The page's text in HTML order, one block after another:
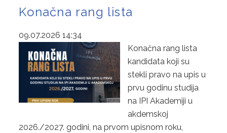
Konačna rang lista
09.07.2026 14:34
Konačna rang lista
kandidata koji su
stekli pravo na upis u
prvu godinu studija
na IPI Akademiji u
akdemskoj
2026./2027. godini, na prvom upisnom roku,